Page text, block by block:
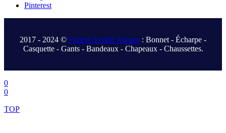
Pinterest
.
2017 - 2024 © Fonem Textile Europe : Bonnet - Écharpe -
Casquette - Gants - Bandeaux - Chapeaux - Chaussettes.
.
0
0
TOP